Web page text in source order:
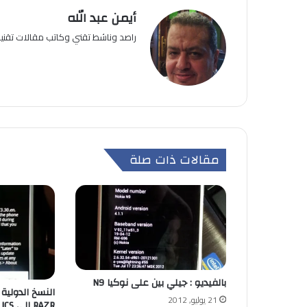
أيمن عبد الله
راصد وناشط تقني وكاتب مقالات
مقالات ذات صلة
بالفيديو : جيلي بين على نوكيا N9
21 يوليو, 2012